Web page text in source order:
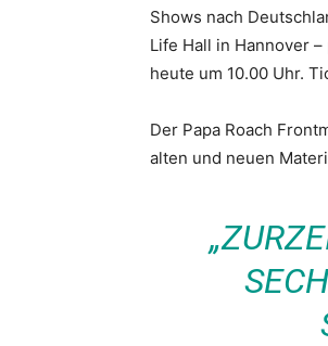
Shows nach
Life Hall in Hannover
heute um 10.00 Uhr.
Der Papa Roach
alten und neuen